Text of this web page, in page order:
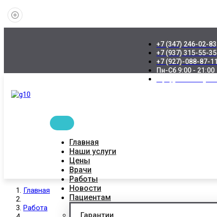
+7 (347) 246-02-83
+7 (937) 315-55-35
+7 (927)-088-87-11
Пн-Сб 9:00 - 21:00
Главная
Наши услуги
Цены
Врачи
Работы
Новости
Пациентам
Гарантии
Главная
Работа